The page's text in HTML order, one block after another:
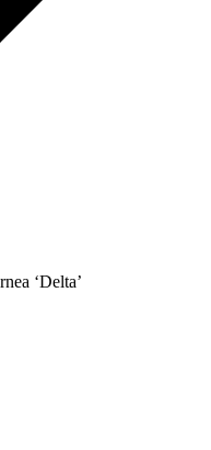
‘Delta’